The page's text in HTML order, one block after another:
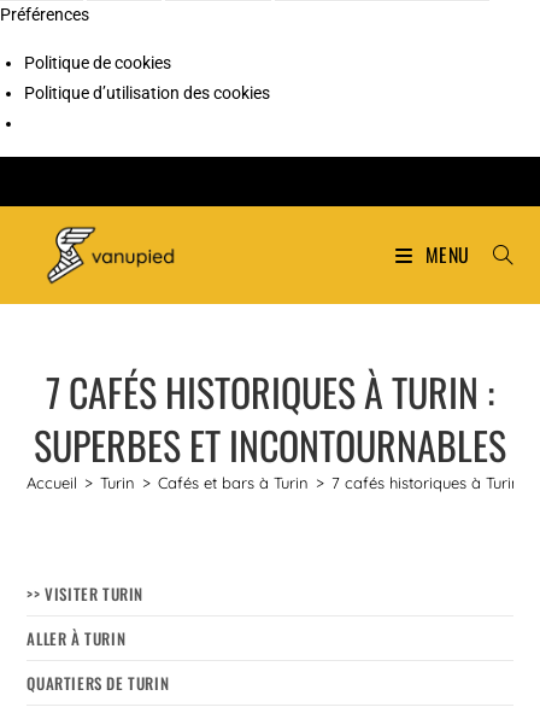
Préférences
Politique de cookies
Politique d’utilisation des cookies
MENU
7 CAFÉS HISTORIQUES À TURIN :
SUPERBES ET INCONTOURNABLES
Accueil > Turin > Cafés et bars à Turin > 7 cafés historiques à Turin :
>> VISITER TURIN
ALLER À TURIN
QUARTIERS DE TURIN